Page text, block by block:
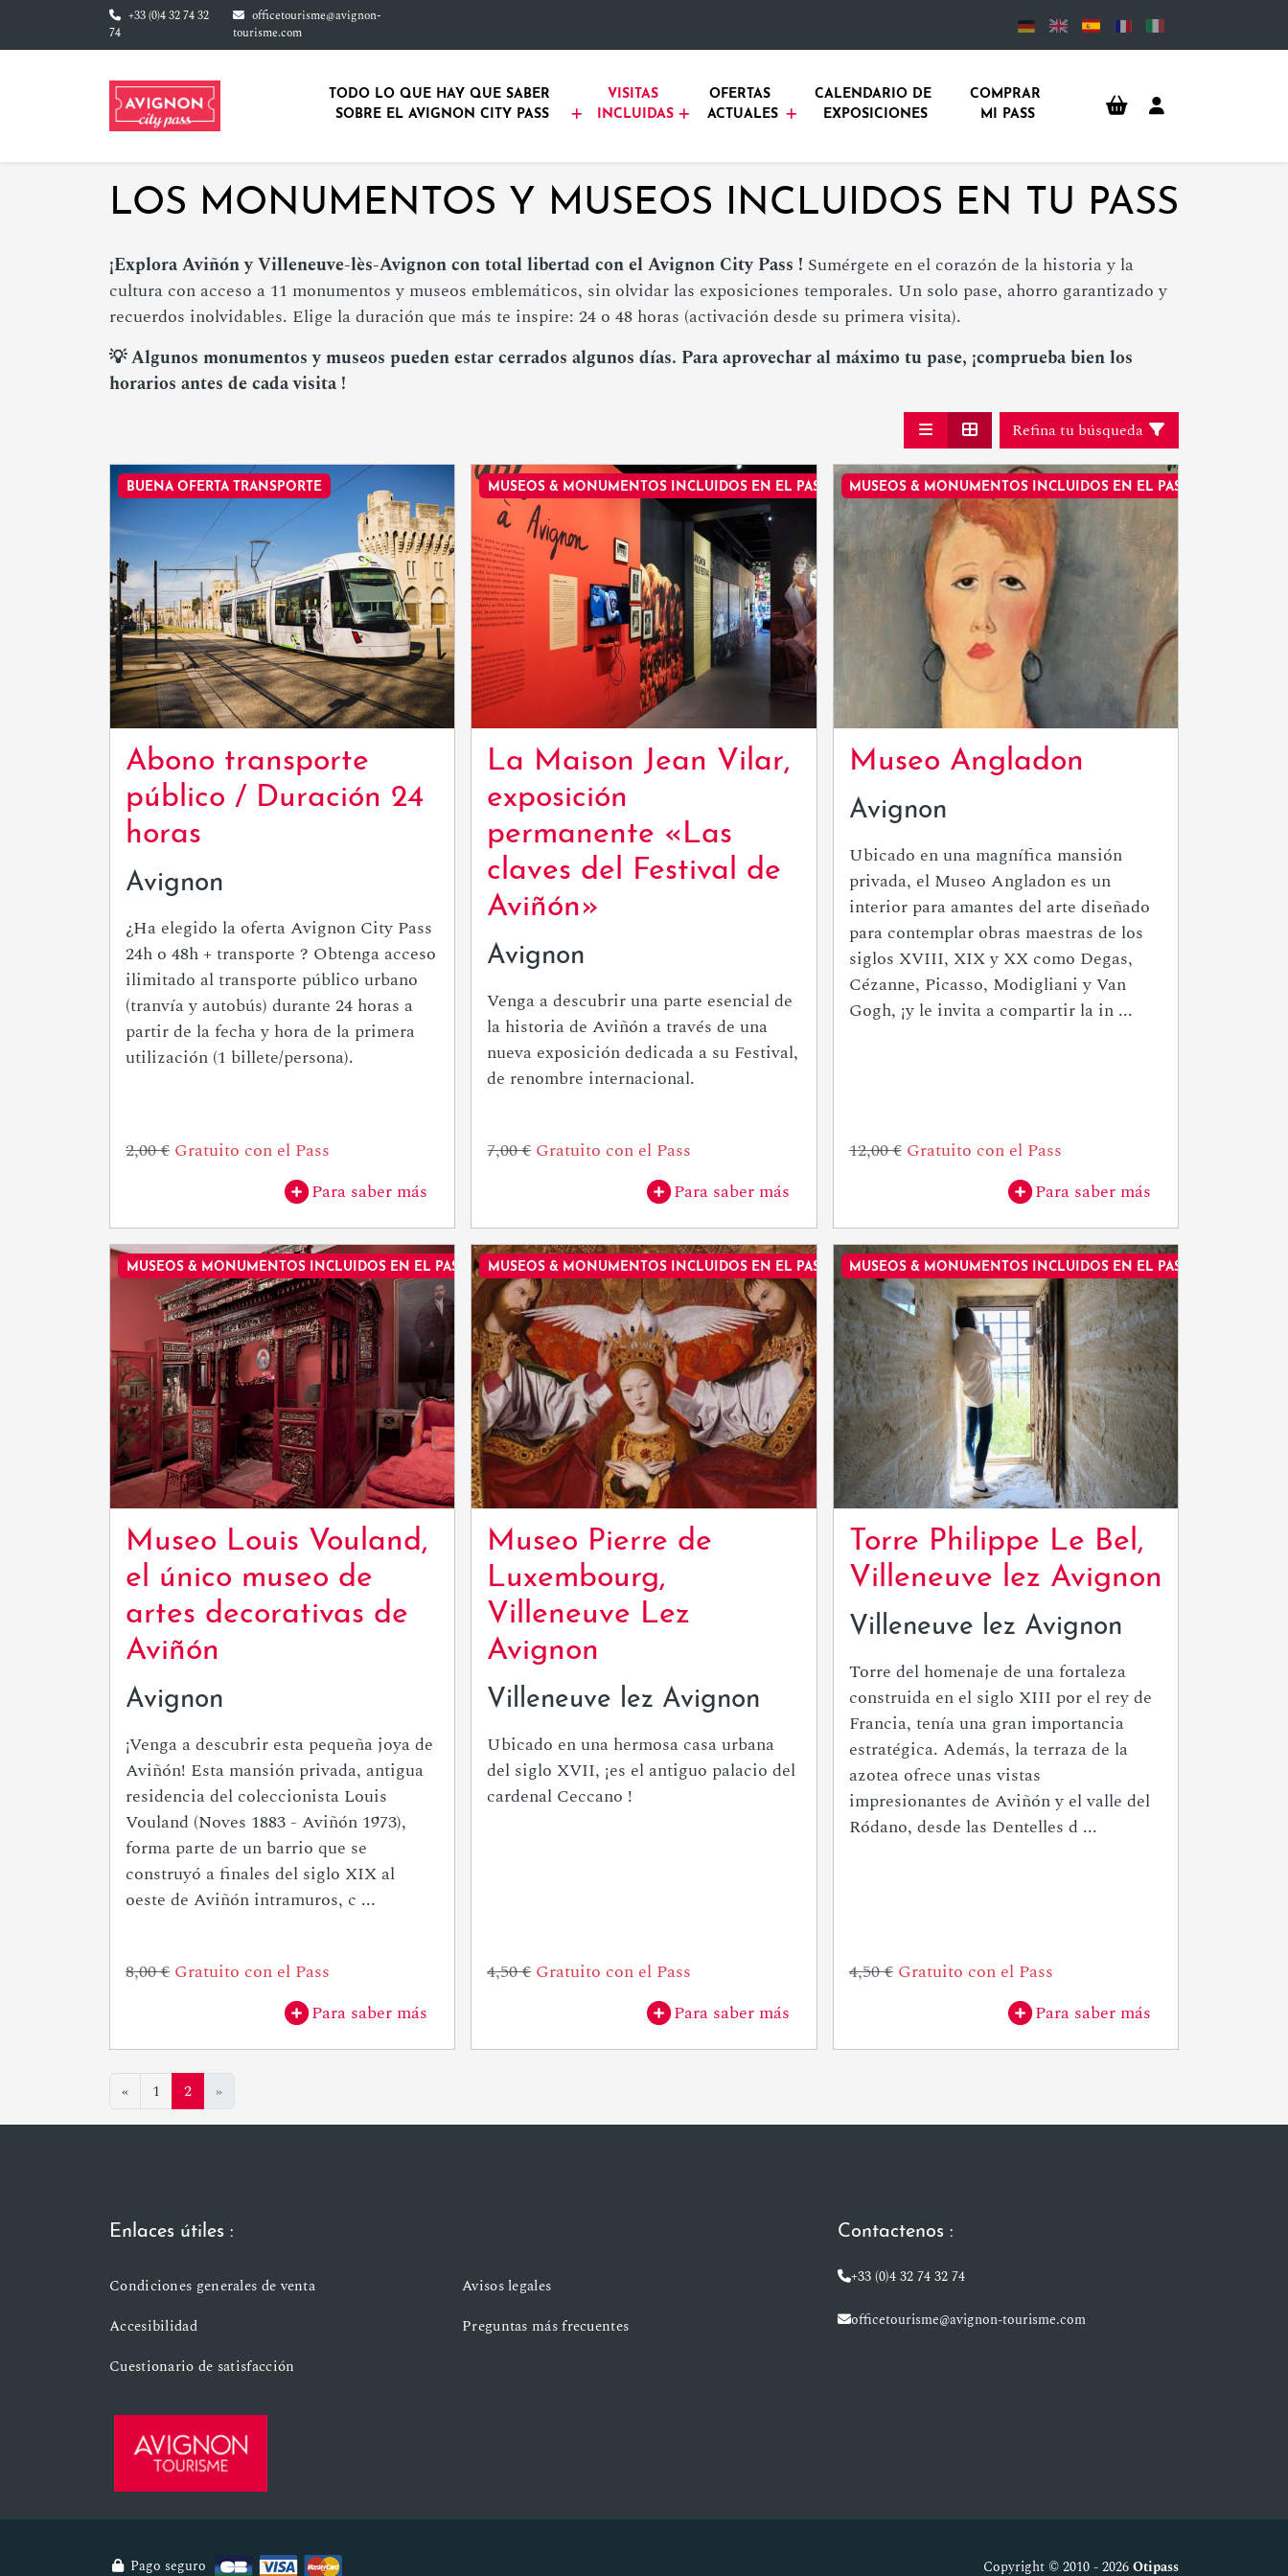
Ir al contenido principal+33 (0)4 32 74 32
74
officetourisme@avignon-
tourisme.com
TODO LO QUE HAY QUE SABER
SOBRE EL AVIGNON CITY PASS
VISITAS
INCLUIDAS
OFERTAS
ACTUALES
CALENDARIO DE
EXPOSICIONES
COMPRAR
MI PASS
LOS MONUMENTOS Y MUSEOS INCLUIDOS EN TU PASS
¡Explora Aviñón y Villeneuve-lès-Avignon con total libertad con el Avignon City Pass ! Sumérgete en el corazón de la historia y la
cultura con acceso a 11 monumentos y museos emblemáticos, sin olvidar las exposiciones temporales. Un solo pase, ahorro garantizado y
recuerdos inolvidables. Elige la duración que más te inspire: 24 o 48 horas (activación desde su primera visita).
💡 Algunos monumentos y museos pueden estar cerrados algunos días. Para aprovechar al máximo tu pase, ¡comprueba bien los
horarios antes de cada visita !
Refina tu búsqueda
BUENA OFERTA TRANSPORTE
Abono transporte
público / Duración 24
horas
Avignon
¿Ha elegido la oferta Avignon City Pass
24h o 48h + transporte ? Obtenga acceso
ilimitado al transporte público urbano
(tranvía y autobús) durante 24 horas a
partir de la fecha y hora de la primera
utilización (1 billete/persona).
2,00 € Gratuito con el Pass
Para saber más
MUSEOS & MONUMENTOS INCLUIDOS EN EL PASE
La Maison Jean Vilar,
exposición
permanente «Las
claves del Festival de
Aviñón»
Avignon
Venga a descubrir una parte esencial de
la historia de Aviñón a través de una
nueva exposición dedicada a su Festival,
de renombre internacional.
7,00 € Gratuito con el Pass
Para saber más
MUSEOS & MONUMENTOS INCLUIDOS EN EL PASE
Museo Angladon
Avignon
Ubicado en una magnífica mansión
privada, el Museo Angladon es un
interior para amantes del arte diseñado
para contemplar obras maestras de los
siglos XVIII, XIX y XX como Degas,
Cézanne, Picasso, Modigliani y Van
Gogh, ¡y le invita a compartir la in ...
12,00 € Gratuito con el Pass
Para saber más
MUSEOS & MONUMENTOS INCLUIDOS EN EL PASE
Museo Louis Vouland,
el único museo de
artes decorativas de
Aviñón
Avignon
¡Venga a descubrir esta pequeña joya de
Aviñón! Esta mansión privada, antigua
residencia del coleccionista Louis
Vouland (Noves 1883 - Aviñón 1973),
forma parte de un barrio que se
construyó a finales del siglo XIX al
oeste de Aviñón intramuros, c ...
8,00 € Gratuito con el Pass
Para saber más
MUSEOS & MONUMENTOS INCLUIDOS EN EL PASE
Museo Pierre de
Luxembourg,
Villeneuve Lez
Avignon
Villeneuve lez Avignon
Ubicado en una hermosa casa urbana
del siglo XVII, ¡es el antiguo palacio del
cardenal Ceccano !
4,50 € Gratuito con el Pass
Para saber más
MUSEOS & MONUMENTOS INCLUIDOS EN EL PASE
Torre Philippe Le Bel,
Villeneuve lez Avignon
Villeneuve lez Avignon
Torre del homenaje de una fortaleza
construida en el siglo XIII por el rey de
Francia, tenía una gran importancia
estratégica. Además, la terraza de la
azotea ofrece unas vistas
impresionantes de Aviñón y el valle del
Ródano, desde las Dentelles d ...
4,50 € Gratuito con el Pass
Para saber más
« 1 2 »
Enlaces útiles :
Condiciones generales de venta
Avisos legales
Accesibilidad
Preguntas más frecuentes
Cuestionario de satisfacción
Contactenos :
+33 (0)4 32 74 32 74
officetourisme@avignon-tourisme.com
Pago seguro Copyright © 2010 - 2026Otipass